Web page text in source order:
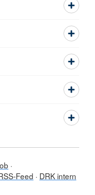
Feed
DRK intern